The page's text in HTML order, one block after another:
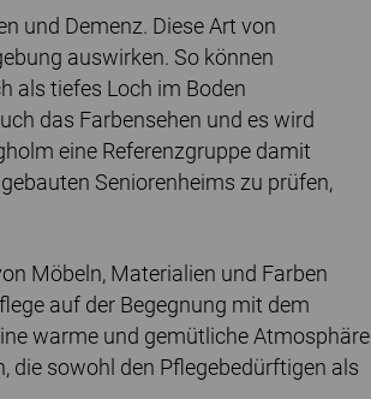
und Demenz. Diese Art von
auswirken. So können
als tiefes Loch im Boden
das Farbensehen und es wird
eine Referenzgruppe damit
Seniorenheims zu prüfen,
Möbeln, Materialien und Farben
auf der Begegnung mit dem
warme und gemütliche Atmosphäre
die sowohl den Pflegebedürftigen als